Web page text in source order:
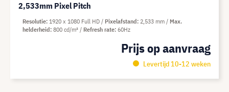
2,533mm Pixel Pitch
Prijs op aanvraag
Levertijd 10-12 weken
Resolutie 1920 x 1080 Full HD Pixelafstand 2,533 mm
Max.
helderheid 800 cd/m² Refresh rate 60Hz